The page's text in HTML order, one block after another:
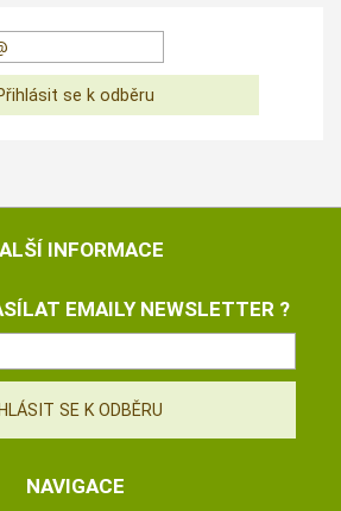
INFORMACE
EMAILY NEWSLETTER ?
NAVIGACE